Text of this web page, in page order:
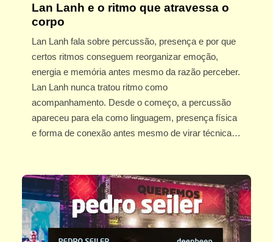
Lan Lanh e o ritmo que atravessa o
corpo
Lan Lanh fala sobre percussão, presença e por que
certos ritmos conseguem reorganizar emoção,
energia e memória antes mesmo da razão perceber.
Lan Lanh nunca tratou ritmo como
acompanhamento. Desde o começo, a percussão
apareceu para ela como linguagem, presença física
e forma de conexão antes mesmo de virar técnica…